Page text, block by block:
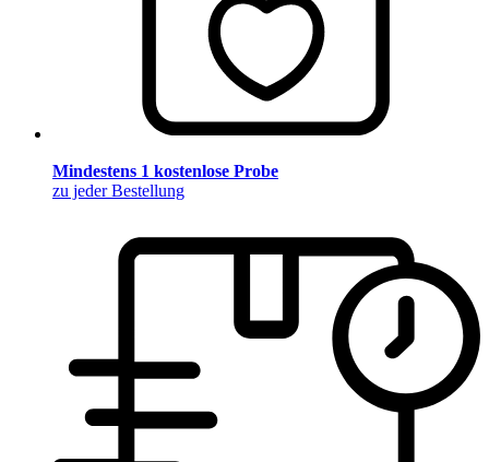
Mindestens 1 kostenlose Probe
zu jeder Bestellung